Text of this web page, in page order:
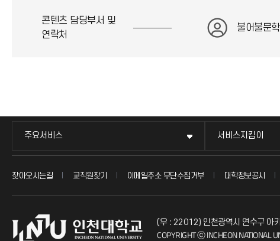
콘텐츠 담당부서 및
연락처
불어불문
주요서비스 서비스지킴이
찾아오시는길 교직원찾기 이메일주소 무단수집거부 대학정보공시
(우 : 22012) 인천광역시 연수구
COPYRIGHT ⓒ INCHEON NATIONAL